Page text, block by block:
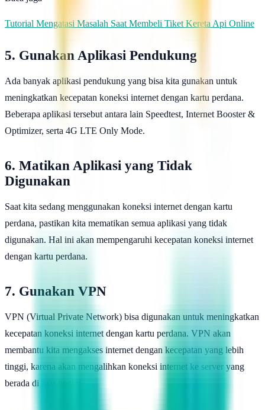
Tutorial Mengatasi Masalah Saat Membeli Tiket Kereta Api Online
5. Gunakan Aplikasi Pendukung
Ada banyak aplikasi pendukung yang bisa kita gunakan untuk
meningkatkan kecepatan koneksi internet dengan kartu perdana.
Beberapa aplikasi tersebut antara lain Speedtest, Internet Booster &
Optimizer, serta 4G LTE Only Mode.
6. Matikan Aplikasi yang Tidak
Digunakan
Saat kita sedang menggunakan koneksi internet dengan kartu
perdana, pastikan kita mematikan semua aplikasi yang tidak
digunakan. Hal ini akan mempengaruhi kecepatan koneksi internet
dengan kartu perdana.
7. Gunakan VPN
VPN (Virtual Private Network) bisa digunakan untuk meningkatkan
kecepatan koneksi internet dengan kartu perdana. VPN akan
membantu kita mengakses internet dengan kecepatan yang lebih
tinggi, karena akan mengalihkan koneksi internet ke server yang
berada di luar negeri.